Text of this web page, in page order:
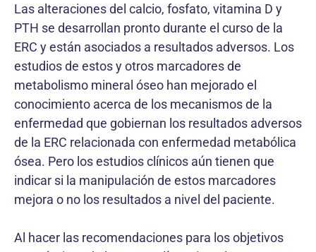
Las alteraciones del calcio, fosfato, vitamina D y
PTH se desarrollan pronto durante el curso de la
ERC y están asociados a resultados adversos. Los
estudios de estos y otros marcadores de
metabolismo mineral óseo han mejorado el
conocimiento acerca de los mecanismos de la
enfermedad que gobiernan los resultados adversos
de la ERC relacionada con enfermedad metabólica
ósea. Pero los estudios clínicos aún tienen que
indicar si la manipulación de estos marcadores
mejora o no los resultados a nivel del paciente.
Al hacer las recomendaciones para los objetivos